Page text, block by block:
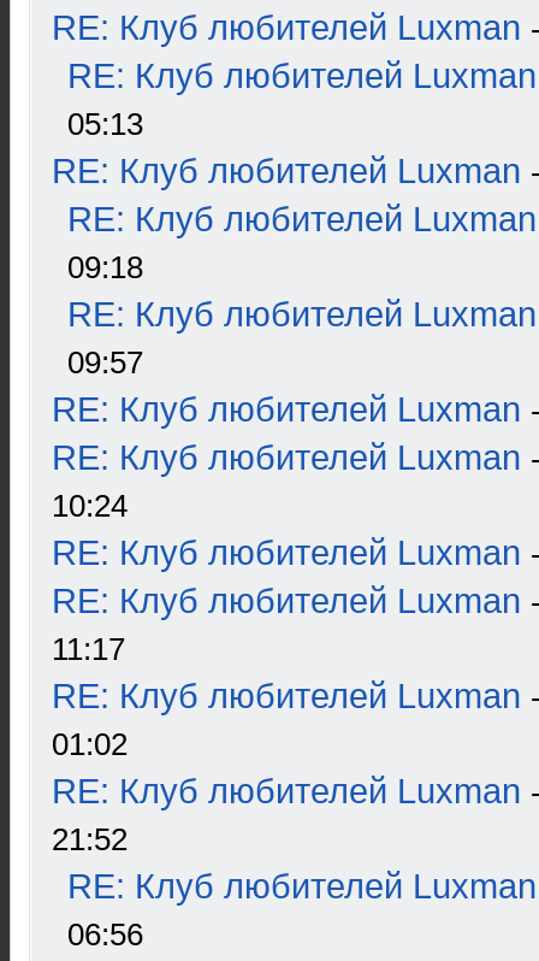
RE: Клуб любителей Luxman
RE: Клуб любителей Luxman
05:13
RE: Клуб любителей Luxman
RE: Клуб любителей Luxman
09:18
RE: Клуб любителей Luxman
09:57
RE: Клуб любителей Luxman
RE: Клуб любителей Luxman
10:24
RE: Клуб любителей Luxman
RE: Клуб любителей Luxman
11:17
RE: Клуб любителей Luxman
01:02
RE: Клуб любителей Luxman
21:52
RE: Клуб любителей Luxman
06:56